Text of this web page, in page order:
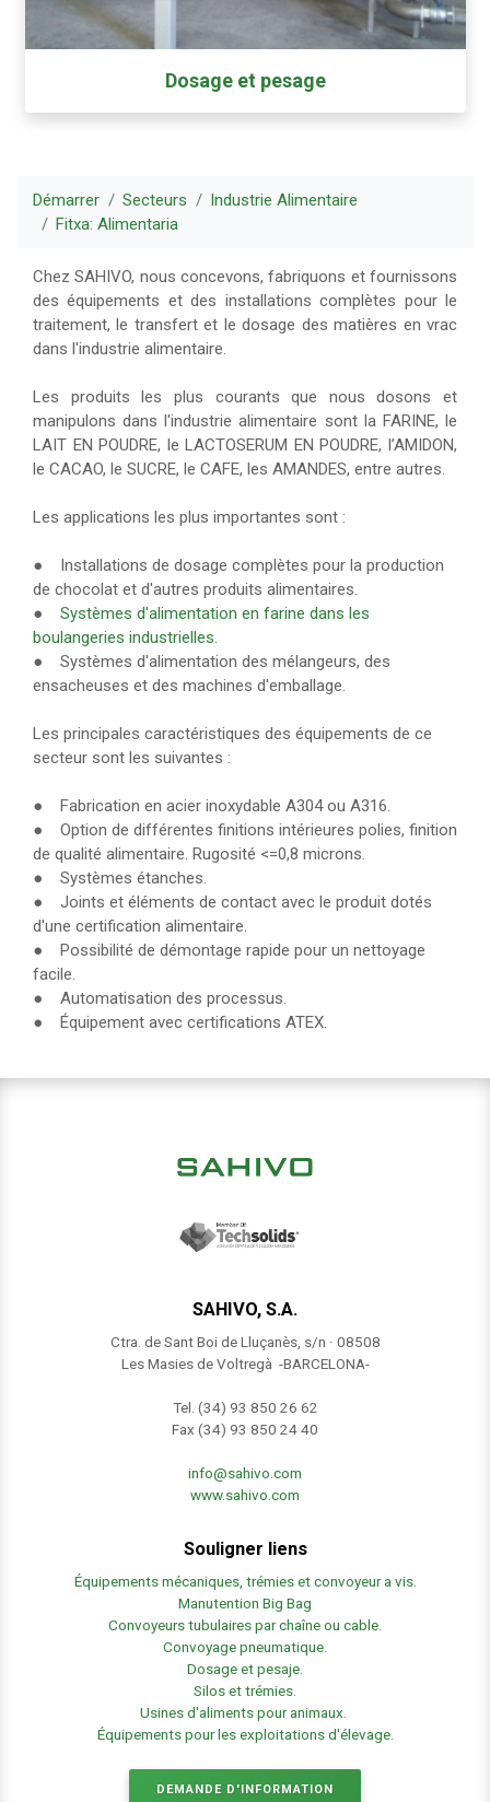
Dosage et pesage
Démarrer Secteurs
Industrie Alimentaire
Fitxa: Alimentaria
Chez SAHIVO, nous concevons, fabriquons et fournissons
des équipements et des installations complètes pour le
traitement, le transfert et le dosage des matières en vrac
dans l'industrie alimentaire.
Les produits les plus courants que nous dosons et
manipulons dans l'industrie alimentaire sont la FARINE, le
LAIT EN POUDRE, le LACTOSERUM EN POUDRE, l’AMIDON,
le CACAO, le SUCRE, le CAFE, les AMANDES, entre autres.
Les applications les plus importantes sont :
● Installations de dosage complètes pour la production
de chocolat et d'autres produits alimentaires.
● Systèmes d'alimentation en farine dans les
boulangeries industrielles.
● Systèmes d'alimentation des mélangeurs, des
ensacheuses et des machines d'emballage.
Les principales caractéristiques des équipements de ce
secteur sont les suivantes :
● Fabrication en acier inoxydable A304 ou A316.
● Option de différentes finitions intérieures polies, finition
de qualité alimentaire. Rugosité <=0,8 microns.
● Systèmes étanches.
● Joints et éléments de contact avec le produit dotés
d'une certification alimentaire.
● Possibilité de démontage rapide pour un nettoyage
facile.
● Automatisation des processus.
● Équipement avec certifications ATEX.
SAHIVO, S.A.
Ctra. de Sant Boi de Lluçanès, s/n · 08508
Les Masies de Voltregà -BARCELONA-
Tel. (34) 93 850 26 62
Fax (34) 93 850 24 40
info@sahivo.com
www.sahivo.com
Souligner liens
Équipements mécaniques, trémies et convoyeur a vis.
Manutention Big Bag
Convoyeurs tubulaires par chaîne ou cable.
Convoyage pneumatique.
Dosage et pesaje.
Silos et trémies.
Usines d'aliments pour animaux.
Équipements pour les exploitations d'élevage.
DEMANDE D'INFORMATION